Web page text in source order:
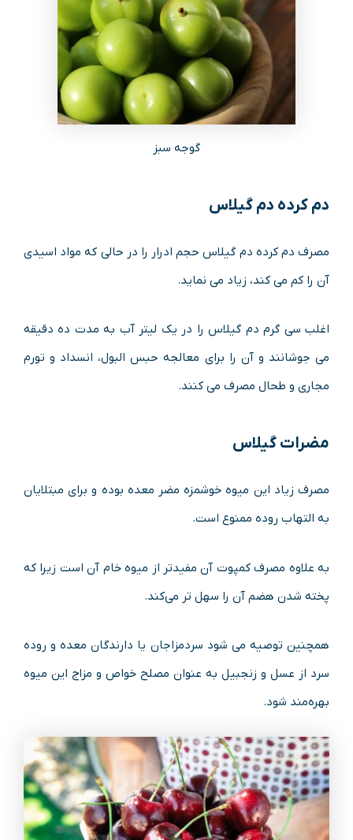
گوجه سبز
دم کرده دم گیلاس
مصرف دم کرده دم گیلاس حجم ادرار را در حالی که مواد اسیدی
آن را کم می کند، زیاد می نماید.
اغلب سی گرم دم گیلاس را در یک لیتر آب به مدت ده دقیقه
می جوشانند و آن را برای معالجه حبس البول، انسداد و تورم
مجاری و طحال مصرف می کنند.
مضرات گیلاس
مصرف زیاد این میوه خوشمزه مضر معده بوده و برای مبتلایان
به التهاب روده ممنوع است.
به علاوه مصرف کمپوت آن مفیدتر از میوه خام آن است زیرا که
پخته شدن هضم آن را سهل تر می‌کند.
همچنین توصیه می شود سردمزاجان یا دارندگان معده و روده
سرد از عسل و زنجبیل به عنوان مصلح خواص و مزاج این میوه
بهره‌مند شود.